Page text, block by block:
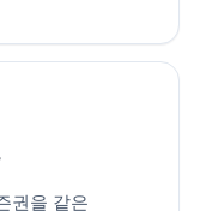
권을 같은